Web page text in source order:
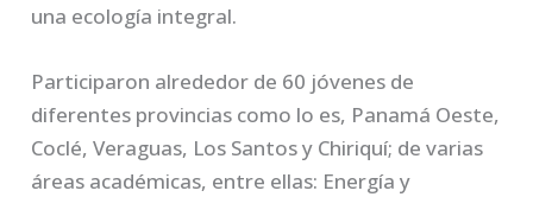
una ecología integral.
Participaron alrededor de 60 jóvenes de
diferentes provincias como lo es, Panamá Oeste,
Coclé, Veraguas, Los Santos y Chiriquí; de varias
áreas académicas, entre ellas: Energía y